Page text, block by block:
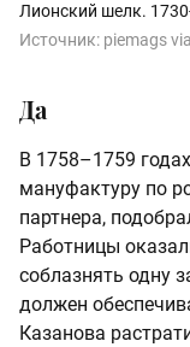
Лионский шелк.
Источник: piemags
Да
В 1758–1759
мануфактуру по
партнера,
Работницы
соблазнять одну
должен
Казанова